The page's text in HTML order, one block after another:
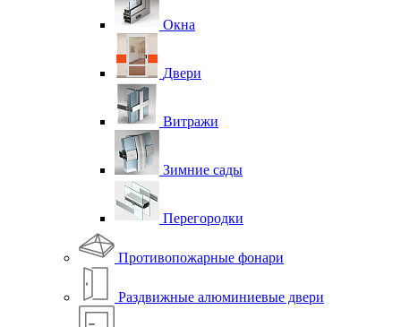
Окна
Двери
Витражи
Зимние сады
Перегородки
Противопожарные фонари
Раздвижные алюминиевые двери